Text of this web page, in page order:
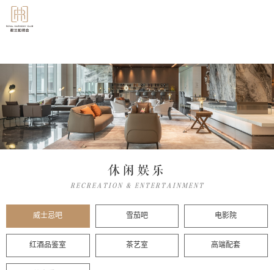
休闲娱乐
RECREATION & ENTERTAINMENT
威士忌吧 雪茄吧 电影院
红酒品鉴室 茶艺室 高端配套